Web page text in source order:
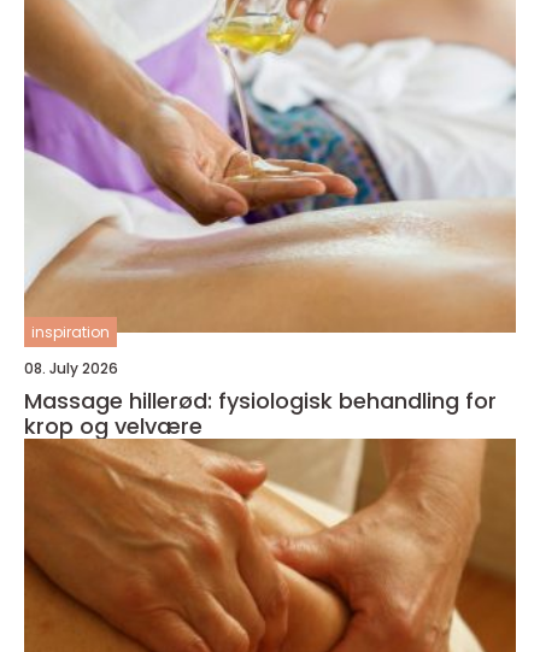
inspiration
08. July 2026
Massage hillerød: fysiologisk behandling for
krop og velvære